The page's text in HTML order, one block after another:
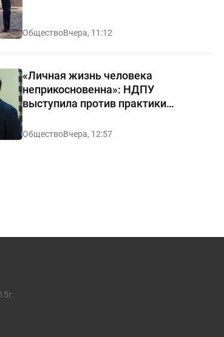
ОбществоВчера, 11:12
«Личная жизнь человека
неприкосновенна»: НДПУ
выступила против практики
«позорных домов и махаллей»
ОбществоВчера, 12:57